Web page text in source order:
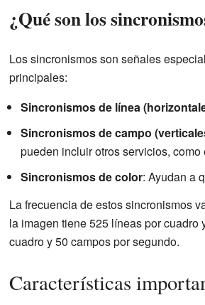
¿Qué son los
Los sincronismos son señales
principales:
Sincronismos de línea
Sincronismos de campo
pueden incluir otros servicios, como
Sincronismos de color: Ayudan a
La frecuencia de estos sincronismos
la imagen tiene 525 líneas por
cuadro y 50 campos por segundo.
Características